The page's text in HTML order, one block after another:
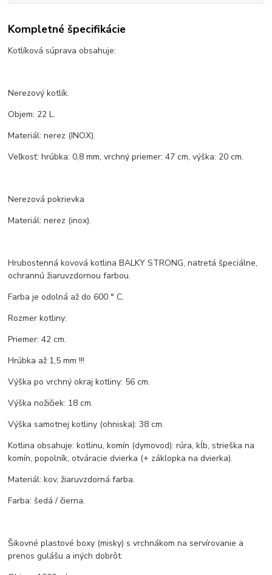
Kompletné špecifikácie
Kotlíková súprava obsahuje:
Nerezový kotlík.
Objem: 22 L.
Materiál: nerez (INOX).
Veľkosť: hrúbka: 0,8 mm, vrchný priemer: 47 cm, výška: 20 cm.
Nerezová pokrievka
Materiál: nerez (inox).
Hrubostenná kovová kotlina BALKY STRONG, natretá špeciálne,
ochrannú žiaruvzdornou farbou.
Farba je odolná až do 600 ° C.
Rozmer kotliny:
Priemer: 42 cm.
Hrúbka až 1,5 mm !!!
Výška po vrchný okraj kotliny: 56 cm.
Výška nožičiek: 18 cm.
Výška samotnej kotliny (ohniska): 38 cm.
Kotlina obsahuje: kotlinu, komín (dymovod): rúra, kĺb, strieška na
komín, popolník, otváracie dvierka (+ záklopka na dvierka).
Materiál: kov, žiaruvzdorná farba.
Farba: šedá / čierna.
Šikovné plastové boxy (misky) s vrchnákom na servírovanie a
prenos gulášu a iných dobrôt.